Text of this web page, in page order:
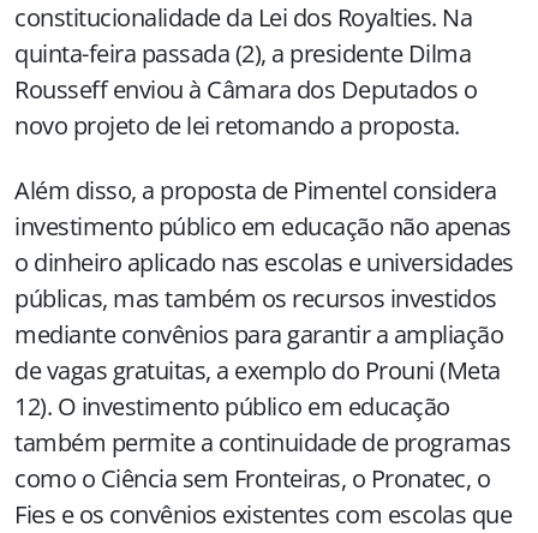
constitucionalidade da Lei dos Royalties. Na
quinta-feira passada (2), a presidente Dilma
Rousseff enviou à Câmara dos Deputados o
novo projeto de lei retomando a proposta.
Além disso, a proposta de Pimentel considera
investimento público em educação não apenas
o dinheiro aplicado nas escolas e universidades
públicas, mas também os recursos investidos
mediante convênios para garantir a ampliação
de vagas gratuitas, a exemplo do Prouni (Meta
12). O investimento público em educação
também permite a continuidade de programas
como o Ciência sem Fronteiras, o Pronatec, o
Fies e os convênios existentes com escolas que